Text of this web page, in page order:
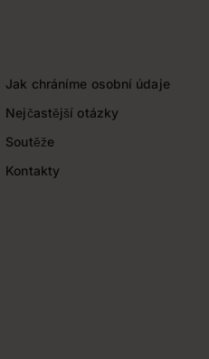
Jak chráníme osobní údaje
Nejčastější otázky
Soutěže
Kontakty